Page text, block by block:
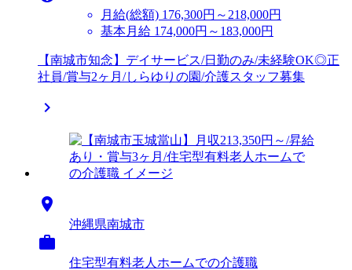
月給(総額) 176,300円～218,000円
基本月給 174,000円～183,000円
【南城市知念】デイサービス/日勤のみ/未経験OK◎正
社員/賞与2ヶ月/しらゆりの園/介護スタッフ募集


沖縄県南城市

住宅型有料老人ホームでの介護職